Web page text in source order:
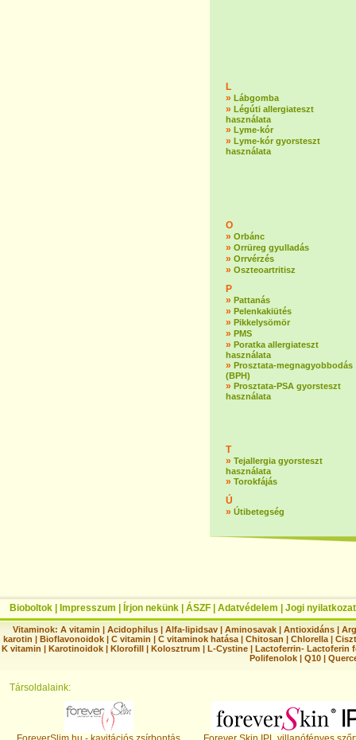
L
» Lábgomba
» Légúti allergiateszt
használata
» Lyme-kór
» Lyme-kór gyorsteszt
használata
O
» Orbánc
» Orrüreg gyulladás
» Orrvérzés
» Oszteoartritisz
P
» Pattanás
» Pelenkakiütés
» Pikkelysömör
» PMS
» Poratka allergiateszt
használata
» Prosztata-megnagyobbodás
(BPH)
» Prosztata-PSA gyorsteszt
használata
T
» Tejallergia gyorsteszt
használata
» Torokfájás
Ú
» Útibetegség
Bioboltok Impresszum Írjon nekünk ÁSZF Adatvédelem Jogi nyilatkozat
Vitaminok: A vitamin |Acidophilus |Alfa-lipidsav |Aminosavak |Antioxidáns |
karotin | Bioflavonoidok | C vitamin | C vitaminok hatása | Chitosan | Chlorella |
K vitamin | Karotinoidok | Klorofill | Kolosztrum | L-Cystine | Lactoferrin- Lactoferin
Polifenolok |Q10 |
Társoldalaink: